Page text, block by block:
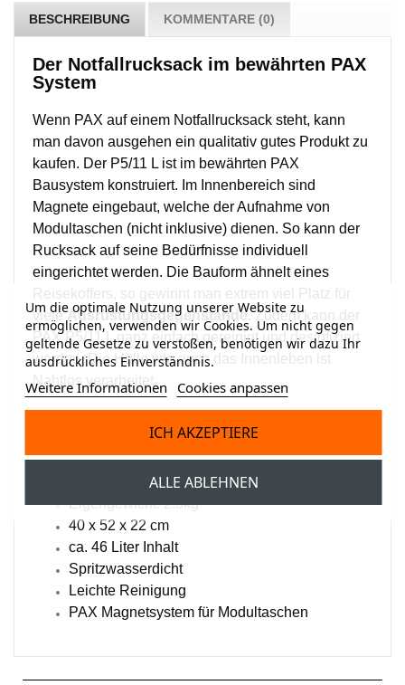
BESCHREIBUNG KOMMENTARE (0)
Der Notfallrucksack im bewährten PAX
System
Wenn PAX auf einem Notfallrucksack steht, kann
man davon ausgehen ein qualitativ gutes Produkt zu
kaufen. Der P5/11 L ist im bewährten PAX
Bausystem konstruiert. Im Innenbereich sind
Magnete eingebaut, welche der Aufnahme von
Modultaschen (nicht inklusive) dienen. So kann der
Rucksack auf seine Bedürfnisse individuell
eingerichtet werden. Die Bauform ähnelt eines
Reisekoffers, so gewinnt man extrem viel Platz für
vieleAusrüstungsgegenstände.Zudem kann der
PAX P5/11 L ganz einfach gereinigt und desinfiziert
werden. Die Hülle wie auch das Innenleben ist
Nahtlos verarbeitet.
Profis wählen PAX!
Eigengewicht: 2.3kg
40 x 52 x 22 cm
ca. 46 Liter Inhalt
Spritzwasserdicht
Leichte Reinigung
PAX Magnetsystem für Modultaschen
Um die optimale Nutzung unserer Website zu
ermöglichen, verwenden wir Cookies. Um nicht gegen
geltende Gesetze zu verstoßen, benötigen wir dazu Ihr
ausdrückliches Einverständnis.
Weitere Informationen Cookies anpassen
ALLE ABLEHNEN
ICH AKZEPTIERE